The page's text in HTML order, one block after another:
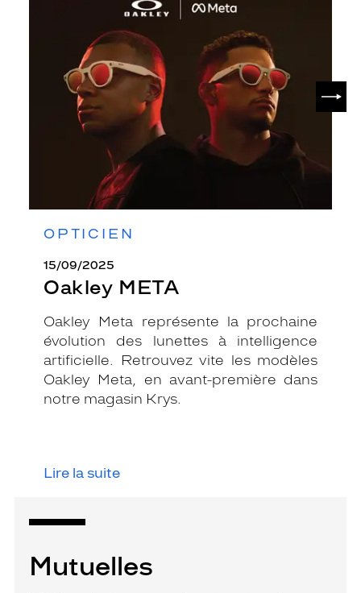
OPTICIEN
15/09/2025
Oakley META
Oakley Meta représente la prochaine
évolution des lunettes à intelligence
artificielle. Retrouvez vite les modèles
Oakley Meta, en avant-première dans
notre magasin Krys.
Lire la suite
Mutuelles